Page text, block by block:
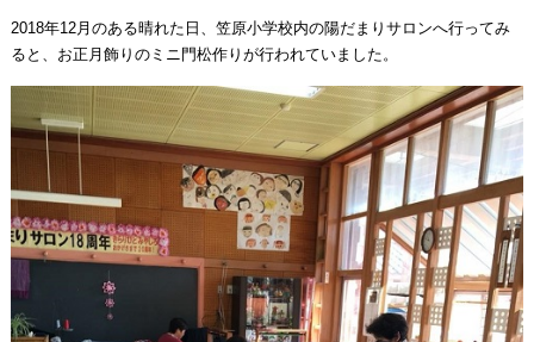
2018年12月のある晴れた日、笠原小学校内の陽だまりサロンへ行ってみ
ると、お正月飾りのミニ門松作りが行われていました。